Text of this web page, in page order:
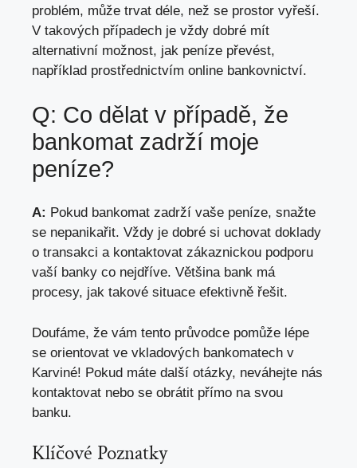
problém, může trvat déle, než se prostor vyřeší.
V takových případech je vždy dobré mít
alternativní možnost, jak peníze převést,
například prostřednictvím online bankovnictví.
Q: Co dělat v případě, že
bankomat zadrží moje
peníze?
A: Pokud bankomat zadrží vaše peníze, snažte
se nepanikařit. Vždy je dobré si uchovat doklady
o transakci a kontaktovat zákaznickou podporu
vaší banky co nejdříve. Většina bank má
procesy, jak takové situace efektivně řešit.
Doufáme, že vám tento průvodce pomůže lépe
se orientovat ve vkladových bankomatech v
Karviné! Pokud máte další otázky, neváhejte nás
kontaktovat nebo se obrátit přímo na svou
banku.
Klíčové Poznatky